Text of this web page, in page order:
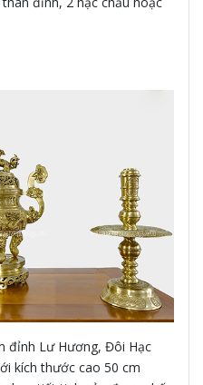
đỉnh Lư Hương, Đôi Hạc
kích thước cao 50 cm